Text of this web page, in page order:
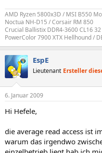
AMD Ryzen 5800x3D / MSI B550
Noctua NH-D15 / Corsair RM 850
Crucial Ballistix DDR4-3600 CL16 32
PowerColor 7900 XTX Hellhound /
EspE
Lieutenant Ersteller
6. Januar 2009
Hi Hefele,
die average read access ist
warum das irgendwo